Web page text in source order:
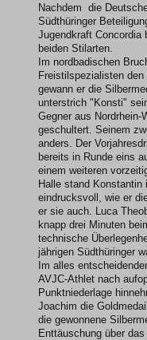
Nachdem die
Südthüringer
Jugendkraft Concordia
beiden Stilarten.
Im nordbadischen
Freistilspezialisten
gewann er die
unterstrich "Konsti"
Gegner aus Nordrhein-
geschultert. Seinem
anders. Der
bereits in Runde eins
einem weiteren
Halle stand Konstantin
eindrucksvoll, wie er
er sie auch. Luca
knapp drei Minuten
technische
jährigen Südthüringer
Im alles
AVJC-Athlet nach
Punktniederlage
Joachim die
die gewonnene
Enttäuschung über